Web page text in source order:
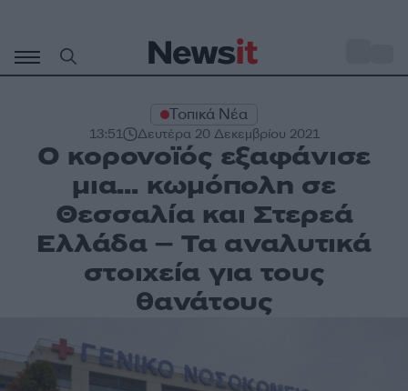
περιεχόμενο
Τοπικά Νέα
13:51 Δευτέρα 20 Δεκεμβρίου 2021
Ο κορονοϊός εξαφάνισε
μια… κωμόπολη σε
Θεσσαλία και Στερεά
Ελλάδα – Τα αναλυτικά
στοιχεία για τους
θανάτους